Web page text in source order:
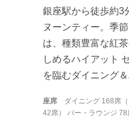
銀座駅から徒歩約3
ヌーンティー。季
は、種類豊富な紅
しめるハイアット
を臨むダイニング＆
座席 ダイニング 168席（
42席） バー・ラウンジ 78